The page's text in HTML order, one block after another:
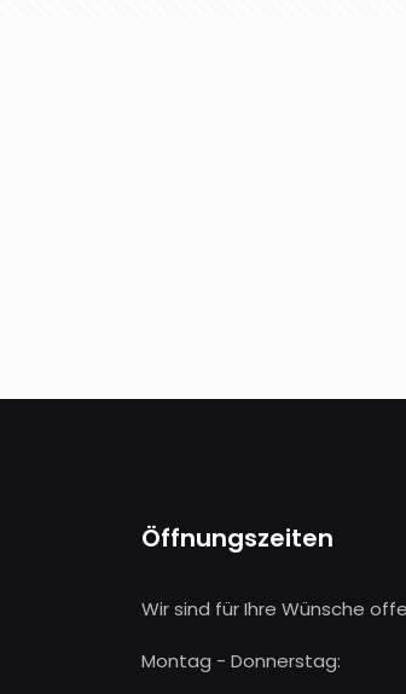
Öffnungszeiten
Wir sind für Ihre Wünsche
Montag - Donnerstag: